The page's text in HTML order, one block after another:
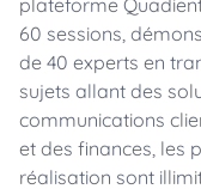
plateforme
60 sessions,
de 40 experts en
sujets allant des
communications
et des finances, les
réalisation sont